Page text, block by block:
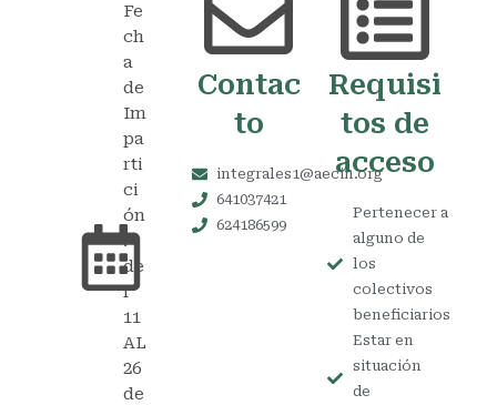
Fe
ch
a
de
Im
pa
rti
ci
ón
:
de
l
11
AL
26
de
Contac
to
integrales1@aecin.org
641037421
624186599
Requisi
tos de
acceso​
Pertenecer a
alguno de
los
colectivos
beneficiarios
Estar en
situación
de